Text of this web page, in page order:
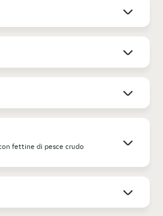
fettine di pesce crudo